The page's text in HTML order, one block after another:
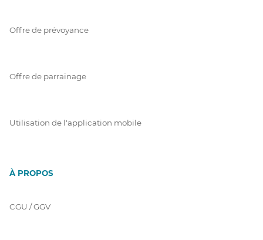
Offre de prévoyance
Offre de parrainage
Utilisation de l'application mobile
À PROPOS
CGU / GGV